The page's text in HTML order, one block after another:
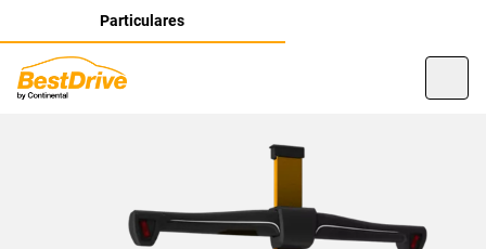
Particulares